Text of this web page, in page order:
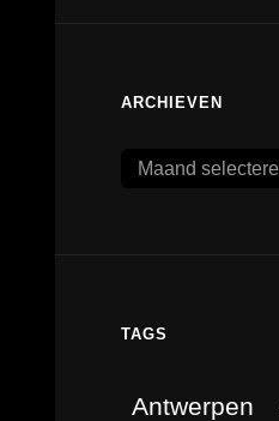
ARCHIEVEN
Archieven
TAGS
Antwerpen